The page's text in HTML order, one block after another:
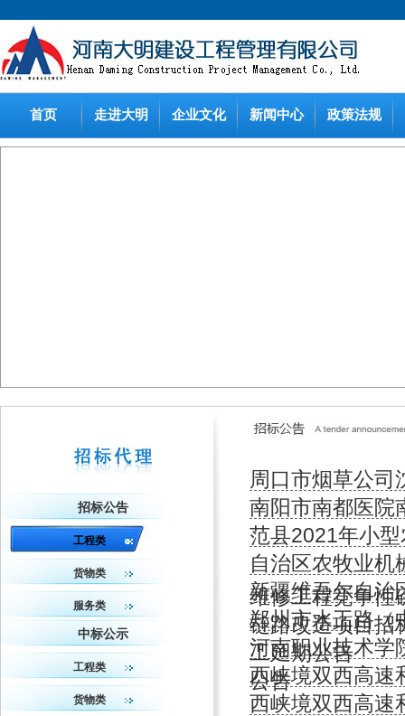
首页 走进大明 企业文化 新闻中心 政策法规
周口市烟草公司
南阳市南都医院
范县2021年小
自治区农牧业机
维修工程竞争性
新疆维吾尔自治
链路改造项目招
郑州市水工路（
工延期公告
河南职业技术学
公告
西峡境双西高速
西峡境双西高速
招标公告
工程类
货物类
服务类
中标公示
工程类
货物类